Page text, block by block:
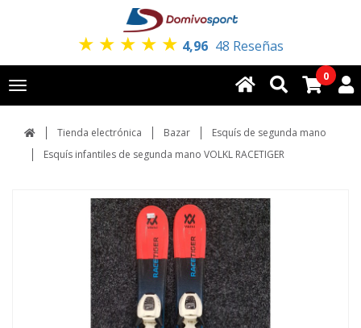
★ ★ ★ ★ ★ 4,96 48 Reseñas
Toggle
navigation
0
Tienda electrónica Bazar
Esquís de segunda mano
Esquís infantiles de segunda mano VOLKL RACETIGER